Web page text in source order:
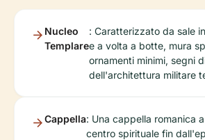
Nucleo
Templare
: Caratterizzato da sale
e a volta a botte, mura
ornamenti minimi, segni
dell'architettura militare
Cappella: Una cappella romanica
centro spirituale fin